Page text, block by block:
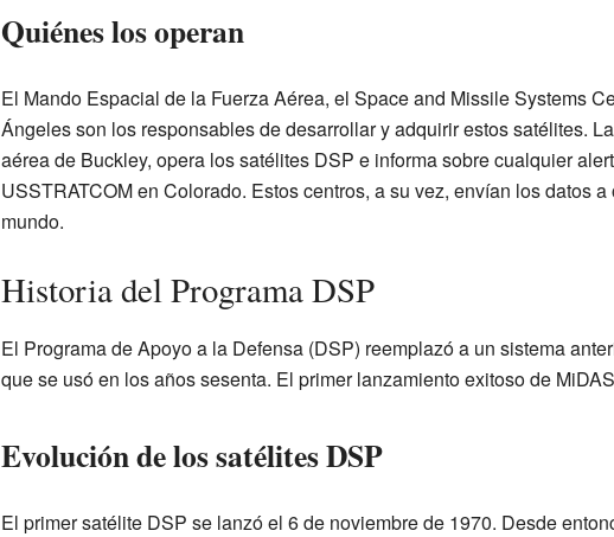
Quiénes los operan
El Mando Espacial de la Fuerza Aérea, el Space and Missile Systems
Ángeles son los responsables de desarrollar y adquirir estos satélites.
aérea de Buckley, opera los satélites DSP e informa sobre cualquier
USSTRATCOM en Colorado. Estos centros, a su vez, envían los datos
mundo.
Historia del Programa DSP
El Programa de Apoyo a la Defensa (DSP) reemplazó a un sistema
que se usó en los años sesenta. El primer lanzamiento exitoso de
Evolución de los satélites DSP
El primer satélite DSP se lanzó el 6 de noviembre de 1970. Desde